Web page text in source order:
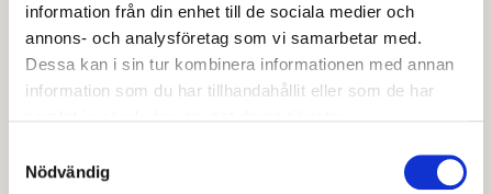
information från din enhet till de sociala medier och
annons- och analysföretag som vi samarbetar med.
Dessa kan i sin tur kombinera informationen med annan
information som du har tillhandahållit eller som de har
Nödvändig
Tömning av flertalet kärl sker var 14:e dag eller vid
behov. Några töms varje vecka.
25 juli 2024